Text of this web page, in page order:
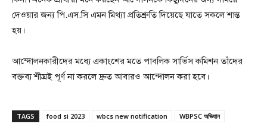
দেওয়ার জন্য পি.এস.সি এমন মিথ্যা প্রতিশ্রুতি দিয়েছে যাতে সকলে শান্ত
হয়।
আন্দোলনকারীদের মধ্যে একাংশের মতে পাবলিক সার্ভিস কমিশন তাঁদের
বক্তব্য শীঘ্রই পূর্ণ না করলে দ্রুত আবারও আন্দোলন করা হবে।
TAGS food si 2023 wbcs new notification WBPSC অভিযান